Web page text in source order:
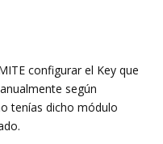
configurar el Key que
según
tenías dicho módulo